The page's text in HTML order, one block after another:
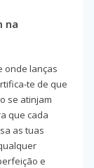
na
onde lanças
te de que
se atinjam
que cada
as tuas
e